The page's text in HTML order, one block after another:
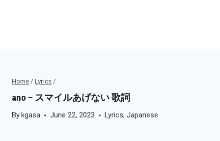
Home / Lyrics /
ano – スマイルあげない 歌詞
Bykgasa June 22, 2023 Lyrics,Japanese